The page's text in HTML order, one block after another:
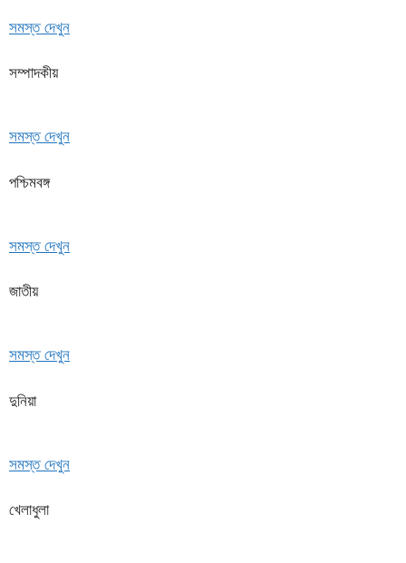
সমস্ত দেখুন
সম্পাদকীয়
সমস্ত দেখুন
পশ্চিমবঙ্গ
সমস্ত দেখুন
জাতীয়
সমস্ত দেখুন
দুনিয়া
সমস্ত দেখুন
খেলাধুলা